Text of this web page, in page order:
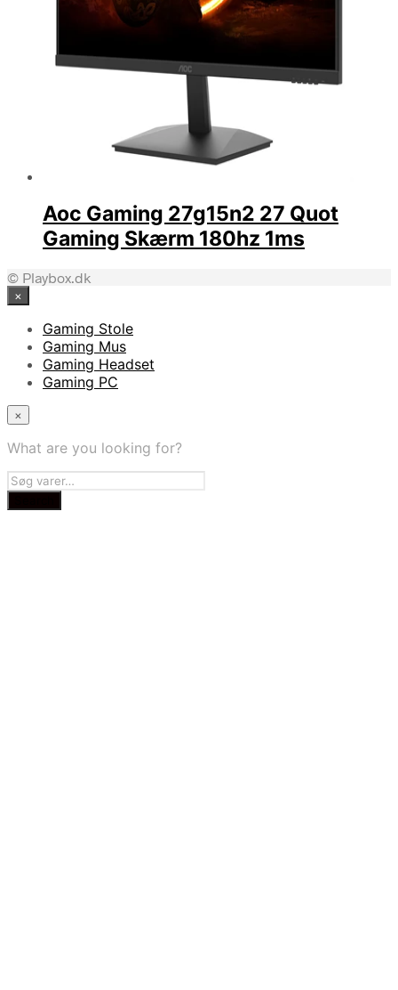
Aoc Gaming 27g15n2 27 Quot
Gaming Skærm 180hz 1ms
© Playbox.dk
×
Gaming Stole
Gaming Mus
Gaming Headset
Gaming PC
×
What are you looking for?